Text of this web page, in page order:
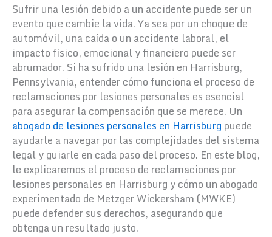
Sufrir una lesión debido a un accidente puede ser un
evento que cambie la vida. Ya sea por un choque de
automóvil, una caída o un accidente laboral, el
impacto físico, emocional y financiero puede ser
abrumador. Si ha sufrido una lesión en Harrisburg,
Pennsylvania, entender cómo funciona el proceso de
reclamaciones por lesiones personales es esencial
para asegurar la compensación que se merece. Un
abogado de lesiones personales en Harrisburg puede
ayudarle a navegar por las complejidades del sistema
legal y guiarle en cada paso del proceso. En este blog,
le explicaremos el proceso de reclamaciones por
lesiones personales en Harrisburg y cómo un abogado
experimentado de Metzger Wickersham (MWKE)
puede defender sus derechos, asegurando que
obtenga un resultado justo.